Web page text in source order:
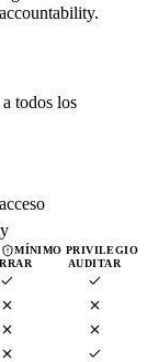
todos los
MÍNIMO PRIVILEGIO
AUDITAR